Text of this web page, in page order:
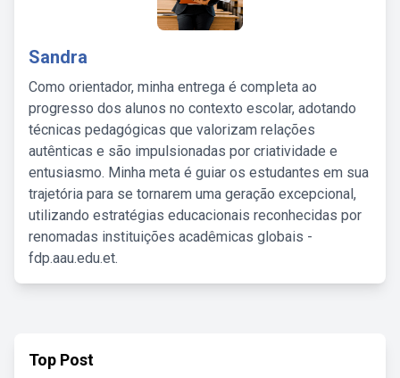
Sandra
Como orientador, minha entrega é completa ao
progresso dos alunos no contexto escolar, adotando
técnicas pedagógicas que valorizam relações
autênticas e são impulsionadas por criatividade e
entusiasmo. Minha meta é guiar os estudantes em sua
trajetória para se tornarem uma geração excepcional,
utilizando estratégias educacionais reconhecidas por
renomadas instituições acadêmicas globais -
fdp.aau.edu.et.
Top Post